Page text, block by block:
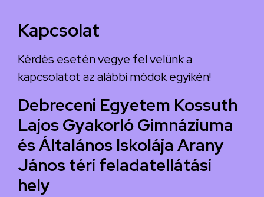
Kapcsolat
Kérdés esetén vegye fel velünk a
kapcsolatot az alábbi módok egyikén!
Debreceni Egyetem Kossuth
Lajos Gyakorló Gimnáziuma
és Általános Iskolája Arany
János téri feladatellátási
hely